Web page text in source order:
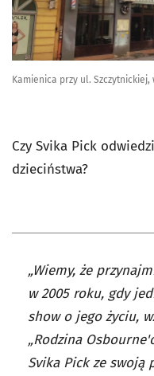
Kamienica przy ul.
Czy Svika Pick
dzieciństwa?
„Wiemy, że
w 2005 roku, gdy
show o jego życiu,
„Rodzina
Svika Pick ze